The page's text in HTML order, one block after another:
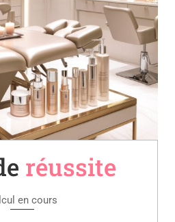
réussite
en cours